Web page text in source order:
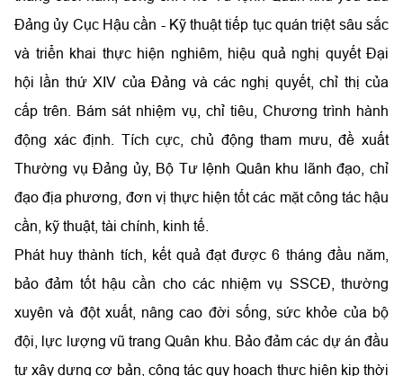
Đảng ủy Cục Hậu cần - Kỹ thuật tiếp tục quán triệt sâu sắc
và triển khai thực hiện nghiêm, hiệu quả nghị quyết Đại
hội lần thứ XIV của Đảng và các nghị quyết, chỉ thị của
cấp trên. Bám sát nhiệm vụ, chỉ tiêu, Chương trình hành
động xác định. Tích cực, chủ động tham mưu, đề xuất
Thường vụ Đảng ủy, Bộ Tư lệnh Quân khu lãnh đạo, chỉ
đạo địa phương, đơn vị thực hiện tốt các mặt công tác hậu
cần, kỹ thuật, tài chính, kinh tế.
Phát huy thành tích, kết quả đạt được 6 tháng đầu năm,
bảo đảm tốt hậu cần cho các nhiệm vụ SSCĐ, thường
xuyên và đột xuất, nâng cao đời sống, sức khỏe của bộ
đội, lực lượng vũ trang Quân khu. Bảo đảm các dự án đầu
tư xây dựng cơ bản, công tác quy hoạch thực hiện kịp thời